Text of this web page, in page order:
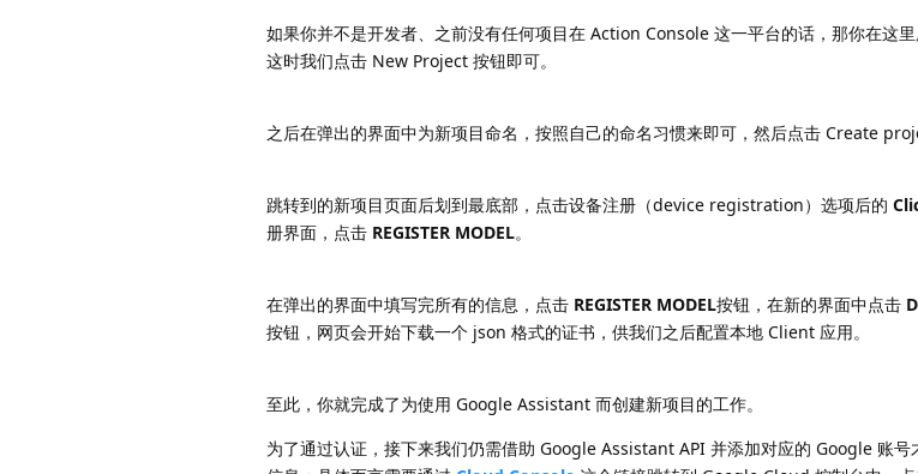
如果你并不是开发者、之前没有任何项目在 Action Console 这一平台的话，那你在这里
这时我们点击 New Project 按钮即可。
之后在弹出的界面中为新项目命名，按照自己的命名习惯来即可，然后点击 Create
跳转到的新项目页面后划到最底部，点击设备注册（device registration）选项后的
册界面，点击 REGISTER MODEL。
在弹出的界面中填写完所有的信息，点击 REGISTER MODEL按钮，在新的界面中点击
按钮，网页会开始下载一个 json 格式的证书，供我们之后配置本地 Client 应用。
至此，你就完成了为使用 Google Assistant 而创建新项目的工作。
为了通过认证，接下来我们仍需借助 Google Assistant API 并添加对应的 Google 账